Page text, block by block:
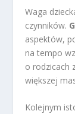
Waga
czynników.
aspektów,
na tempo
o rodzicach
większej
Kolejnym